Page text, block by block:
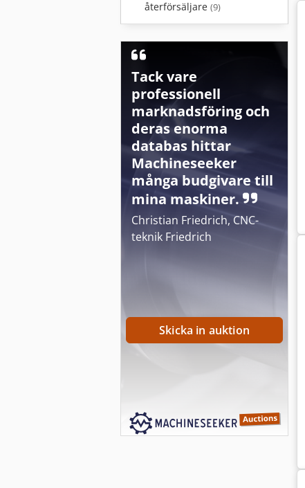
återförsäljare (9)
Tack vare
professionell
marknadsföring och
deras enorma
databas hittar
Machineseeker
många budgivare till
mina maskiner.
Christian Friedrich, CNC-
teknik Friedrich
Skicka in auktion